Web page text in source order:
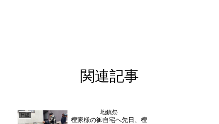
関連記事
日誌 地鎮祭
檀家様の御自宅へ先日、檀